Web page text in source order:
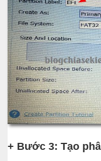
+ Bước 3: Tạo